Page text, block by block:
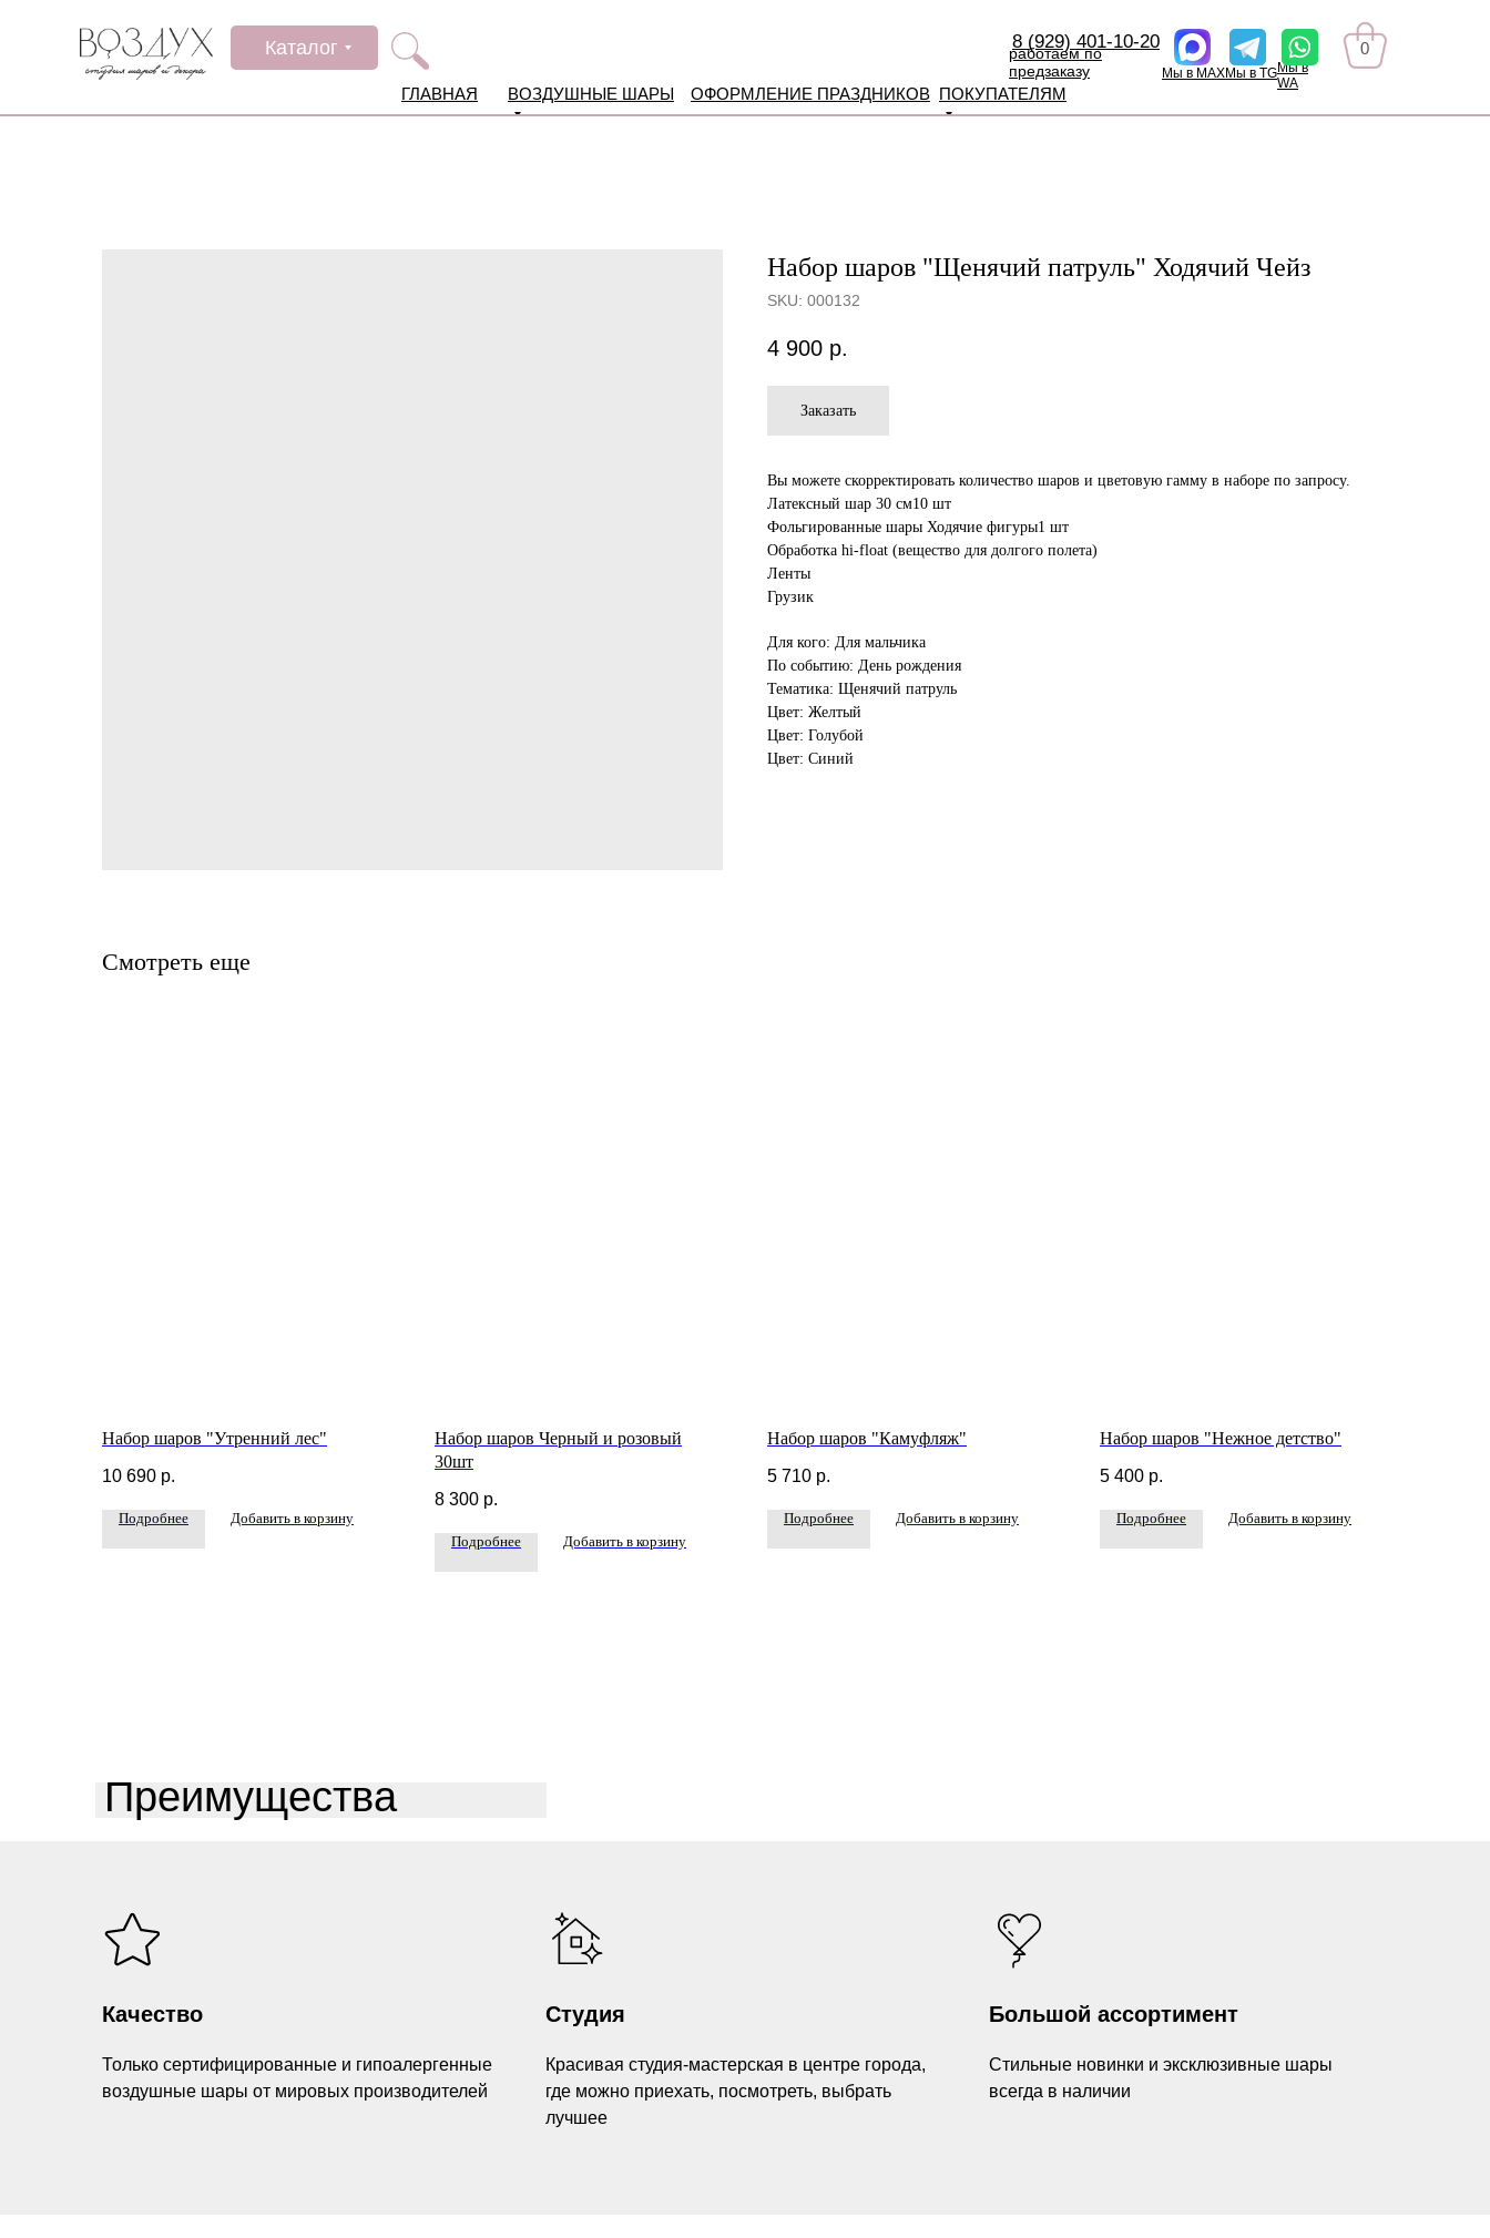
ВОЗДУШНЫЕ ШАРЫ
ГЛАВНАЯ ОФОРМЛЕНИЕ ПРАЗДНИКОВ ПОКУПАТЕЛЯМ
8 (929) 401-10-20
работаем по
предзаказу
Мы в MAXМы в TGМы в
WA
0
Каталог
Набор шаров "Щенячий патруль" Ходячий Чейз
SKU: 000132
4 900 р.
Заказать
Вы можете скорректировать количество шаров и цветовую гамму в наборе по запросу.
Латексный шар 30 см10 шт
Фольгированные шары Ходячие фигуры1 шт
Обработка hi-float (вещество для долгого полета)
Ленты
Грузик
Для кого: Для мальчика
По событию: День рождения
Тематика: Щенячий патруль
Цвет: Желтый
Цвет: Голубой
Цвет: Синий
Смотреть еще
Набор шаров "Утренний лес"
10 690 р.
Подробнее Добавить в корзину
Набор шаров Черный и розовый
30шт
8 300 р.
Подробнее Добавить в корзину
Набор шаров "Камуфляж"
5 710 р.
Подробнее Добавить в корзину
Набор шаров "Нежное детство"
5 400 р.
Подробнее Добавить в корзину
Преимущества
Качество
Только сертифицированные и гипоалергенные
воздушные шары от мировых производителей
Студия
Красивая студия-мастерская в центре города,
где можно приехать, посмотреть, выбрать
лучшее
Большой ассортимент
Стильные новинки и эксклюзивные шары
всегда в наличии